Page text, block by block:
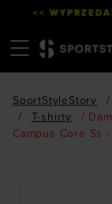
<<
SportStyleStory /
/
T-shirty /
Campus Core Ss